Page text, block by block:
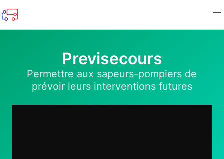
Previsecours
Permettre aux sapeurs-pompiers de
prévoir leurs interventions futures